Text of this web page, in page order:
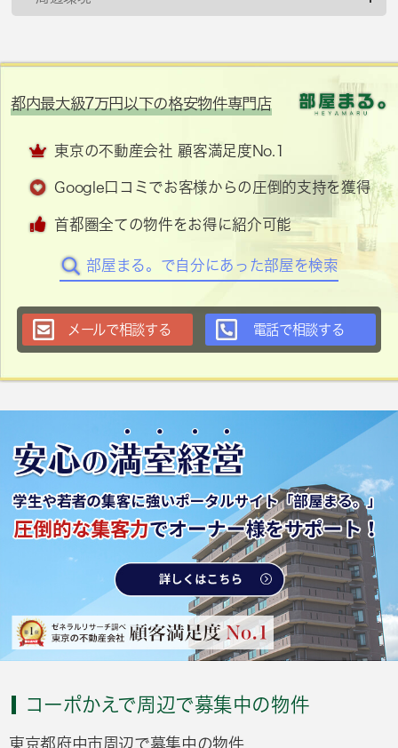
都内最大級7万円以下の格安物件専門店
東京の不動産会社 顧客満足度No.1
Google口コミでお客様からの圧倒的支持を獲得
首都圏全ての物件をお得に紹介可能
部屋まる。で自分にあった部屋を検索
メールで相談する 電話で相談する
コーポかえで周辺で募集中の物件
東京都府中市周辺で募集中の物件